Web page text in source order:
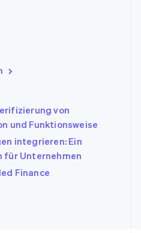
von
und Funktionsweise
integrieren: Ein
Unternehmen
Finance